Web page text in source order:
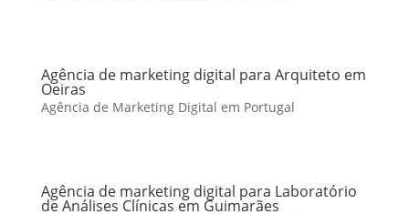
Agência de marketing digital para Arquiteto em
Oeiras
Agência de Marketing Digital em Portugal
Agência de marketing digital para Laboratório
de Análises Clínicas em Guimarães